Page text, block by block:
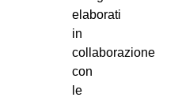
elaborati
in
collaborazione
con
le